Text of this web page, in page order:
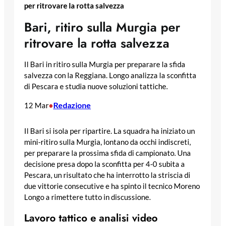
per ritrovare la rotta salvezza
Bari, ritiro sulla Murgia per
ritrovare la rotta salvezza
Il Bari in ritiro sulla Murgia per preparare la sfida
salvezza con la Reggiana. Longo analizza la sconfitta
di Pescara e studia nuove soluzioni tattiche.
12 Mar•Redazione
Il Bari si isola per ripartire. La squadra ha iniziato un
mini-ritiro sulla Murgia, lontano da occhi indiscreti,
per preparare la prossima sfida di campionato. Una
decisione presa dopo la sconfitta per 4-0 subita a
Pescara, un risultato che ha interrotto la striscia di
due vittorie consecutive e ha spinto il tecnico Moreno
Longo a rimettere tutto in discussione.
Lavoro tattico e analisi video